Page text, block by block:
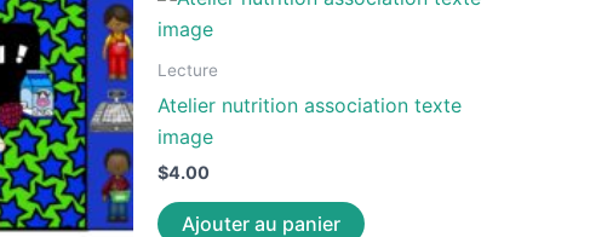
Lecture
Atelier nutrition association texte
image
$4.00
Ajouter au panier